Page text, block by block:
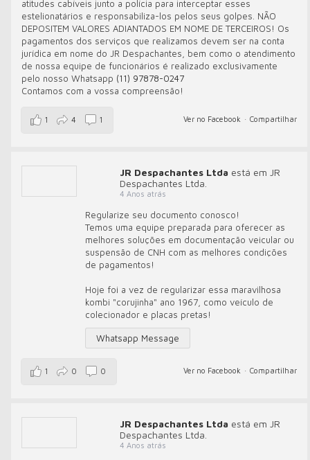
atitudes cabíveis junto a polícia para interceptar esses
estelionatários e responsabiliza-los pelos seus golpes. NÃO
DEPOSITEM VALORES ADIANTADOS EM NOME DE TERCEIROS! Os
pagamentos dos serviços que realizamos devem ser na conta
jurídica em nome do JR Despachantes, bem como o atendimento
de nossa equipe de funcionários é realizado exclusivamente
pelo nosso Whatsapp (11) 97878-0247
Contamos com a vossa compreensão!
Ver no Facebook · Compartilhar
1 4 1
JR Despachantes Ltda está em JR
Despachantes Ltda.
4 Anos atrás
Regularize seu documento conosco!
Temos uma equipe preparada para oferecer as
melhores soluções em documentação veicular ou
suspensão de CNH com as melhores condições
de pagamentos!
Hoje foi a vez de regularizar essa maravilhosa
kombi "corujinha" ano 1967, como veículo de
colecionador e placas pretas!
Whatsapp Message
Ver no Facebook · Compartilhar
1 0 0
JR Despachantes Ltda está em JR
Despachantes Ltda.
4 Anos atrás